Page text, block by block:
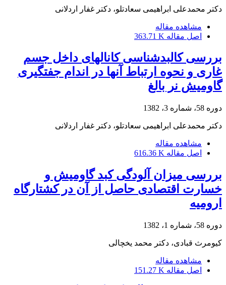
دکتر محمدعلی ابراهیمی سعادتلو، دکتر غفار اردلانی
مشاهده مقاله
اصل مقاله 363.71 K
بررسی کالبدشناسی کانالهای داخل جسم
غاری و نحوه ارتباط آنها در اندام جفتگیری
گاومیش نر بالغ
دوره 58، شماره 3، 1382
دکتر محمدعلی ابراهیمی سعادتلو، دکتر غفار اردلانی
مشاهده مقاله
اصل مقاله 616.36 K
بررسی میزان آلودگی کبد گاومیش و
خسارت اقتصادی حاصل از آن در کشتارگاه
ارومیه
دوره 58، شماره 1، 1382
کیومرث قبادی، دکتر محمد یخچالی
مشاهده مقاله
اصل مقاله 151.27 K